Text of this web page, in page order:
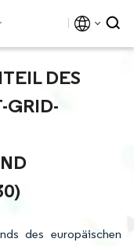
DES E
N
P
des europäischen